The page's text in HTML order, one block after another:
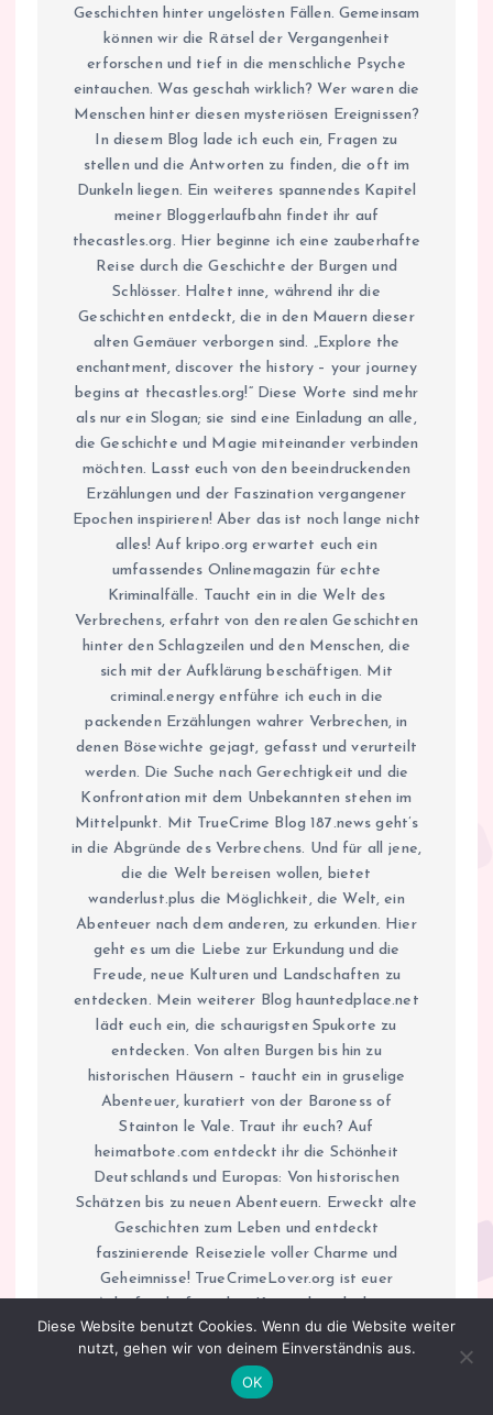
Geschichten hinter ungelösten Fällen. Gemeinsam
können wir die Rätsel der Vergangenheit
erforschen und tief in die menschliche Psyche
eintauchen. Was geschah wirklich? Wer waren die
Menschen hinter diesen mysteriösen Ereignissen?
In diesem Blog lade ich euch ein, Fragen zu
stellen und die Antworten zu finden, die oft im
Dunkeln liegen. Ein weiteres spannendes Kapitel
meiner Bloggerlaufbahn findet ihr auf
thecastles.org. Hier beginne ich eine zauberhafte
Reise durch die Geschichte der Burgen und
Schlösser. Haltet inne, während ihr die
Geschichten entdeckt, die in den Mauern dieser
alten Gemäuer verborgen sind. „Explore the
enchantment, discover the history – your journey
begins at thecastles.org!“ Diese Worte sind mehr
als nur ein Slogan; sie sind eine Einladung an alle,
die Geschichte und Magie miteinander verbinden
möchten. Lasst euch von den beeindruckenden
Erzählungen und der Faszination vergangener
Epochen inspirieren! Aber das ist noch lange nicht
alles! Auf kripo.org erwartet euch ein
umfassendes Onlinemagazin für echte
Kriminalfälle. Taucht ein in die Welt des
Verbrechens, erfahrt von den realen Geschichten
hinter den Schlagzeilen und den Menschen, die
sich mit der Aufklärung beschäftigen. Mit
criminal.energy entführe ich euch in die
packenden Erzählungen wahrer Verbrechen, in
denen Bösewichte gejagt, gefasst und verurteilt
werden. Die Suche nach Gerechtigkeit und die
Konfrontation mit dem Unbekannten stehen im
Mittelpunkt. Mit TrueCrime Blog 187.news geht’s
in die Abgründe des Verbrechens. Und für all jene,
die die Welt bereisen wollen, bietet
wanderlust.plus die Möglichkeit, die Welt, ein
Abenteuer nach dem anderen, zu erkunden. Hier
geht es um die Liebe zur Erkundung und die
Freude, neue Kulturen und Landschaften zu
entdecken. Mein weiterer Blog hauntedplace.net
lädt euch ein, die schaurigsten Spukorte zu
entdecken. Von alten Burgen bis hin zu
historischen Häusern – taucht ein in gruselige
Abenteuer, kuratiert von der Baroness of
Stainton le Vale. Traut ihr euch? Auf
heimatbote.com entdeckt ihr die Schönheit
Deutschlands und Europas: Von historischen
Schätzen bis zu neuen Abenteuern. Erweckt alte
Geschichten zum Leben und entdeckt
faszinierende Reiseziele voller Charme und
Geheimnisse! TrueCrimeLover.org ist euer
Mysterien und gruselige Geschichten. Taucht ein,
wenn ihr euch traut! Schließlich lädt truecrime.ch
dazu ein, die dunklen Seiten der Schweiz und
Diese Website benutzt Cookies. Wenn du die Website weiter
nutzt, gehen wir von deinem Einverständnis aus.
OK